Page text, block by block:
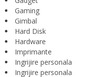
Gaming
Gimbal
Hard Disk
Hardware
Imprimante
Ingrijire personala
Ingrijire personala